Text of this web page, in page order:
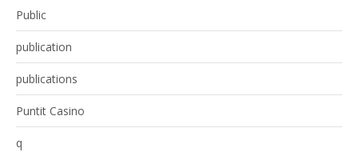
Public
publication
publications
Puntit Casino
q